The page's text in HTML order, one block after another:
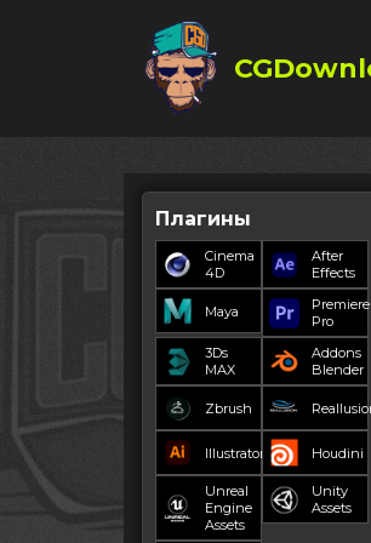
Плагины
Cinema
4D
After
Effects
Maya
Premiere
Pro
3Ds
MAX
Addons
Blender
Zbrush
Illustrator Houdini
Unreal
Engine
Assets
Unity
Assets